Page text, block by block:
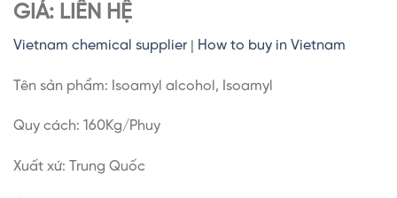
GIÁ: LIÊN HỆ
Vietnam chemical supplier | How to buy in Vietnam
Tên sản phẩm: Isoamyl alcohol, Isoamyl
Quy cách: 160Kg/Phuy
Xuất xứ: Trung Quốc